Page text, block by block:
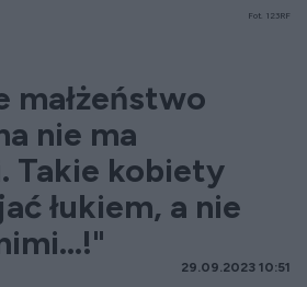
Fot. 123RF
małżeństwo
nie ma
Takie kobiety
łukiem, a nie
29.09.2023 10:51